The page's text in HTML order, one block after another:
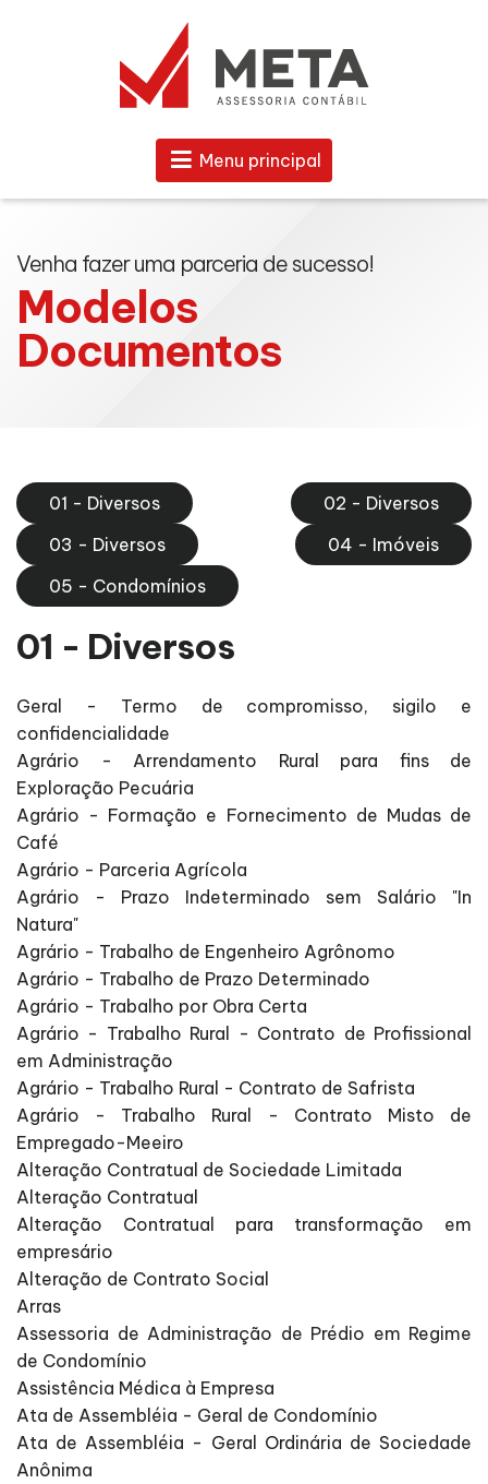
Menu principal
Venha fazer uma parceria de sucesso!
Modelos
Documentos
01 - Diversos
02 - Diversos
03 - Diversos
04 - Imóveis
05 - Condomínios
01 - Diversos
Geral - Termo de compromisso, sigilo e
confidencialidade
Agrário - Arrendamento Rural para fins de
Exploração Pecuária
Agrário - Formação e Fornecimento de Mudas de
Café
Agrário - Parceria Agrícola
Agrário - Prazo Indeterminado sem Salário "In
Natura"
Agrário - Trabalho de Engenheiro Agrônomo
Agrário - Trabalho de Prazo Determinado
Agrário - Trabalho por Obra Certa
Agrário - Trabalho Rural - Contrato de Profissional
em Administração
Agrário - Trabalho Rural - Contrato de Safrista
Agrário - Trabalho Rural - Contrato Misto de
Empregado-Meeiro
Alteração Contratual de Sociedade Limitada
Alteração Contratual
Alteração Contratual para transformação em
empresário
Alteração de Contrato Social
Arras
Assessoria de Administração de Prédio em Regime
de Condomínio
Assistência Médica à Empresa
Ata de Assembléia - Geral de Condomínio
Ata de Assembléia - Geral Ordinária de Sociedade
Anônima